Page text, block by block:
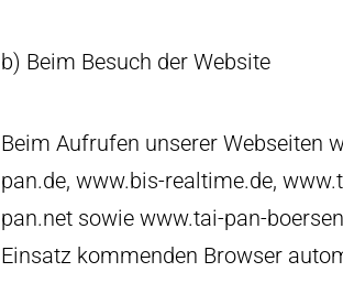
b) Beim Besuch der Website
Beim Aufrufen unserer Webseiten
pan.de, www.bis-realtime.de,
pan.net sowie www.tai-pan-
Einsatz kommenden Browser